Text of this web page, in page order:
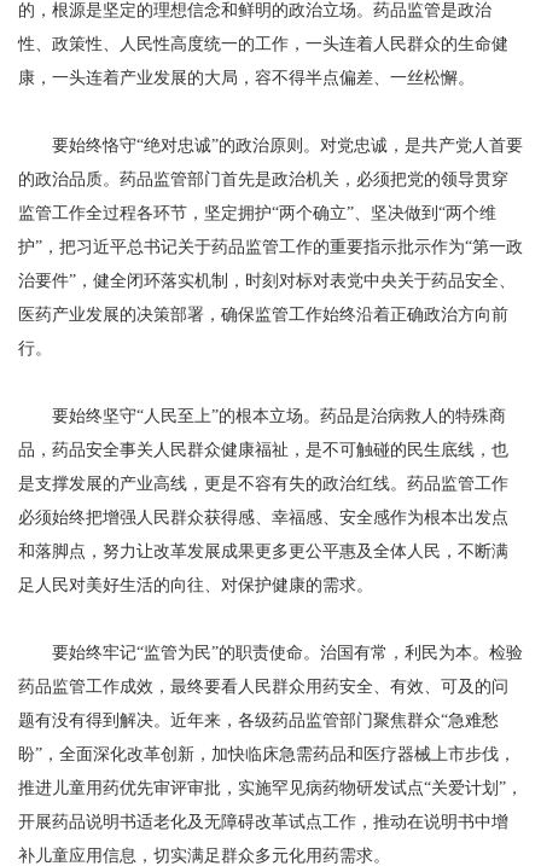
的，根源是坚定的理想信念和鲜明的政治立场。药品监管是政治
性、政策性、人民性高度统一的工作，一头连着人民群众的生命健
康，一头连着产业发展的大局，容不得半点偏差、一丝松懈。
要始终恪守“绝对忠诚”的政治原则。对党忠诚，是共产党人首要
的政治品质。药品监管部门首先是政治机关，必须把党的领导贯穿
监管工作全过程各环节，坚定拥护“两个确立”、坚决做到“两个维
护”，把习近平总书记关于药品监管工作的重要指示批示作为“第一政
治要件”，健全闭环落实机制，时刻对标对表党中央关于药品安全、
医药产业发展的决策部署，确保监管工作始终沿着正确政治方向前
行。
要始终坚守“人民至上”的根本立场。药品是治病救人的特殊商
品，药品安全事关人民群众健康福祉，是不可触碰的民生底线，也
是支撑发展的产业高线，更是不容有失的政治红线。药品监管工作
必须始终把增强人民群众获得感、幸福感、安全感作为根本出发点
和落脚点，努力让改革发展成果更多更公平惠及全体人民，不断满
足人民对美好生活的向往、对保护健康的需求。
要始终牢记“监管为民”的职责使命。治国有常，利民为本。检验
药品监管工作成效，最终要看人民群众用药安全、有效、可及的问
题有没有得到解决。近年来，各级药品监管部门聚焦群众“急难愁
盼”，全面深化改革创新，加快临床急需药品和医疗器械上市步伐，
推进儿童用药优先审评审批，实施罕见病药物研发试点“关爱计划”，
开展药品说明书适老化及无障碍改革试点工作，推动在说明书中增
补儿童应用信息，切实满足群众多元化用药需求。